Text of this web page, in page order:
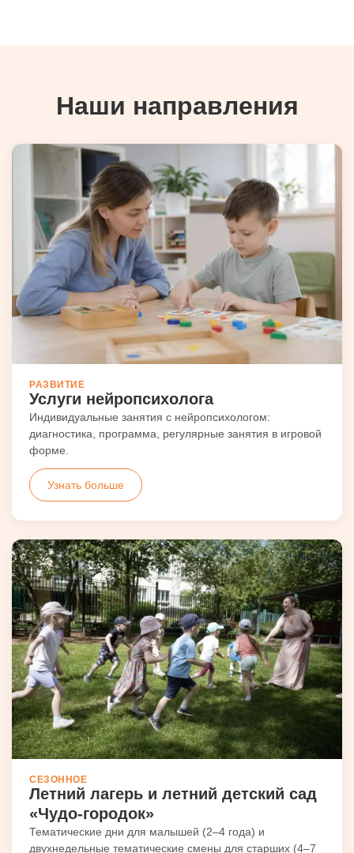
Наши направления
РАЗВИТИЕ
Услуги нейропсихолога
Индивидуальные занятия с нейропсихологом:
диагностика, программа, регулярные занятия в игровой
форме.
Узнать больше
СЕЗОННОЕ
Летний лагерь и летний детский сад
«Чудо-городок»
Тематические дни для малышей (2–4 года) и
двухнедельные тематические смены для старших (4–7